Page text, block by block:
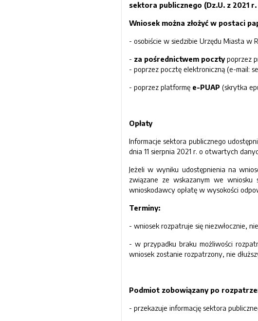
sektora publicznego (Dz.U. z 2021 r.
Wniosek można złożyć w postaci
- osobiście w siedzibie Urzędu Miasta w
- za pośrednictwem pocztypoprzez
- poprzez pocztę elektroniczną (e-mail:
- poprzez platformę e-PUAP (skrytka
Opłaty
Informacje sektora publicznego
dnia 11 sierpnia 2021 r. o otwartych
Jeżeli w wyniku udostępnienia na
związane ze wskazanym we wniosku
wnioskodawcy opłatę w wysokości
Terminy:
- wniosek rozpatruje się niezwłocznie,
- w przypadku braku możliwości
wniosek zostanie rozpatrzony, nie
Podmiot zobowiązany po
- przekazuje informację sektora